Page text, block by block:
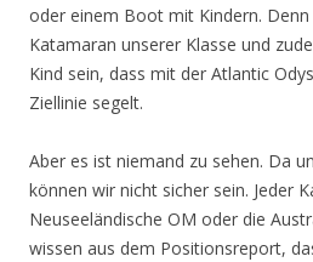
oder einem Boot mit Kindern.
Katamaran unserer Klasse und
Kind sein, dass mit der Atlantic
Ziellinie segelt.
Aber es ist niemand zu sehen. Da
können wir nicht sicher sein. Jeder
Neuseeländische OM oder die
wissen aus dem Positionsreport,